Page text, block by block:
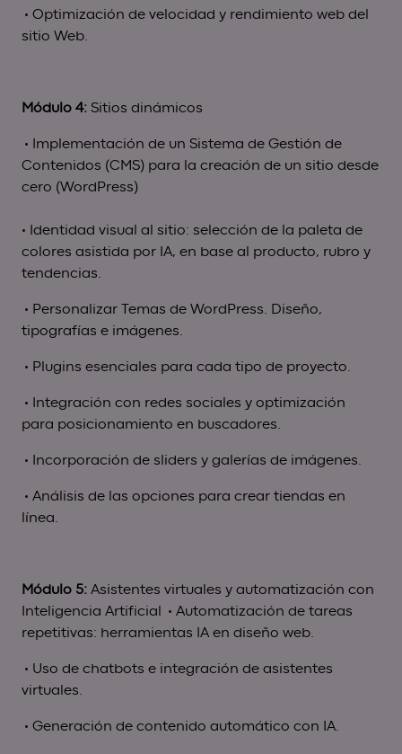
• Optimización de velocidad y rendimiento web del
sitio Web.
Módulo 4: Sitios dinámicos
• Implementación de un Sistema de Gestión de
Contenidos (CMS) para la creación de un sitio desde
cero (WordPress)
• Identidad visual al sitio: selección de la paleta de
colores asistida por IA, en base al producto, rubro y
tendencias.
• Personalizar Temas de WordPress. Diseño,
tipografías e imágenes.
• Plugins esenciales para cada tipo de proyecto.
• Integración con redes sociales y optimización
para posicionamiento en buscadores.
• Incorporación de sliders y galerías de imágenes.
• Análisis de las opciones para crear tiendas en
línea.
Módulo 5: Asistentes virtuales y automatización con
Inteligencia Artificial
• Automatización de tareas
repetitivas: herramientas IA en diseño web.
• Uso de chatbots e integración de asistentes
virtuales.
• Generación de contenido automático con IA.